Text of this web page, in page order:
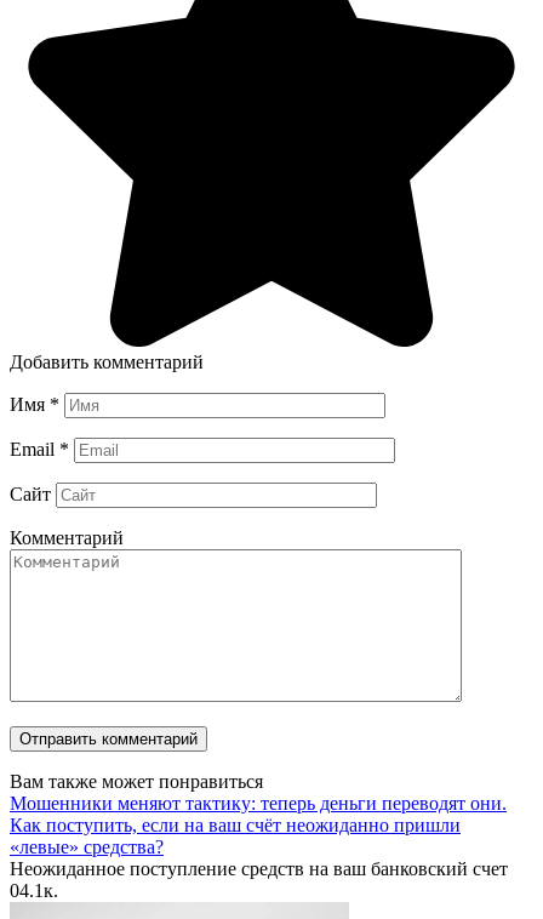
Добавить комментарий
Имя *
Email *
Сайт
Комментарий
Вам также может понравиться
Мошенники меняют тактику: теперь деньги переводят они.
Как поступить, если на ваш счёт неожиданно пришли
«левые» средства?
Неожиданное поступление средств на ваш банковский счет
04.1к.